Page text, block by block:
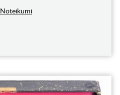
Noteikumi